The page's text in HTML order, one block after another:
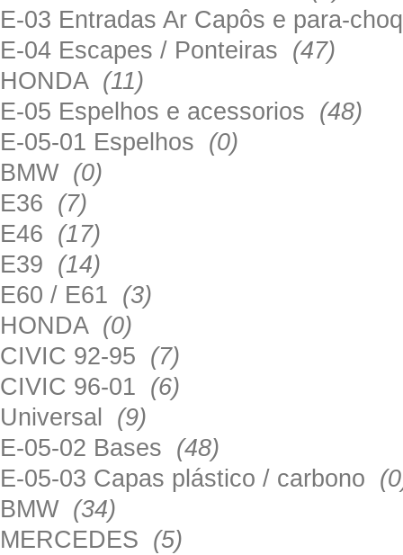
E-03 Entradas Ar Capôs e para-
E-04 Escapes / Ponteiras (47)
HONDA (11)
E-05 Espelhos e acessorios (48)
E-05-01 Espelhos (0)
BMW (0)
E36 (7)
E46 (17)
E39 (14)
E60 / E61 (3)
HONDA (0)
CIVIC 92-95 (7)
CIVIC 96-01 (6)
Universal (9)
E-05-02 Bases (48)
E-05-03 Capas plástico / carbono
BMW (34)
MERCEDES (5)